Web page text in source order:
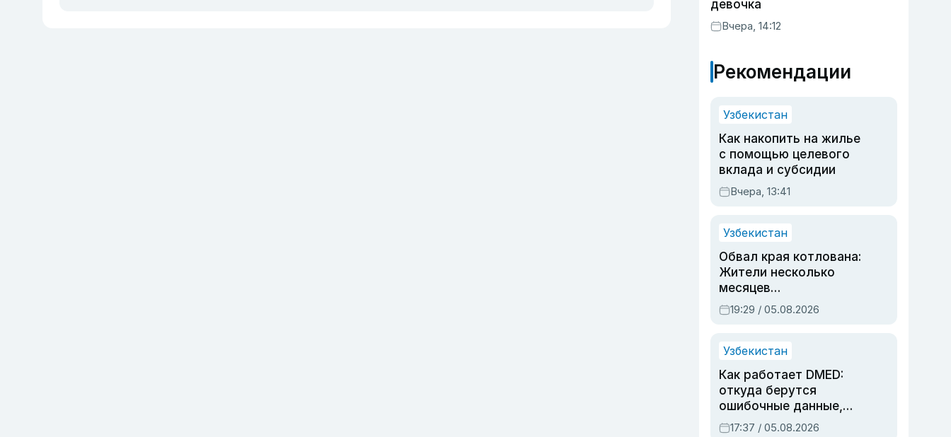
девочка
Вчера, 14:12
Рекомендации
Узбекистан
Как накопить на жилье
с помощью целевого
вклада и субсидии
Вчера, 13:41
Узбекистан
Обвал края котлована:
Жители несколько
месяцев
предупреждали об
опасности, но стройка
19:29 / 05.08.2026
Узбекистан
Как работает DMED:
откуда берутся
ошибочные данные,
дубли аккаунтов и
17:37 / 05.08.2026